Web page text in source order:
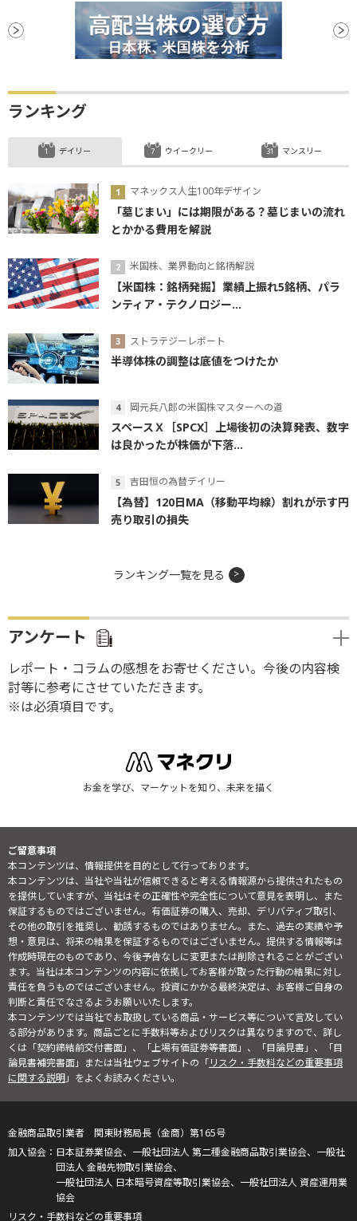
ランキング
デイリー
マネックス人生100年デザイン
「墓じまい」には期限がある？墓じまいの流れ
とかかる費用を解説
米国株、業界動向と銘柄解説
【米国株：銘柄発掘】業績上振れ5銘柄、パラ
ンティア・テクノロジー...
ストラテジーレポート
半導体株の調整は底値をつけたか
岡元兵八郎の米国株マスターへの道
スペースＸ［SPCX］上場後初の決算発表、数字
は良かったが株価が下落...
吉田恒の為替デイリー
【為替】120日MA（移動平均線）割れが示す円
売り取引の損失
ウイークリー マンスリー
ランキング一覧を見る
アンケート
レポート・コラムの感想をお寄せください。今後の内容検
討等に参考にさせていただきます。
※は必須項目です。
お金を学び、マーケットを知り、未来を描く
ご留意事項
本コンテンツは、情報提供を目的として行っております。
本コンテンツは、当社や当社が信頼できると考える情報源から提供されたもの
を提供していますが、当社はその正確性や完全性について意見を表明し、また
保証するものではございません。有価証券の購入、売却、デリバティブ取引、
その他の取引を推奨し、勧誘するものではありません。また、過去の実績や予
想・意見は、将来の結果を保証するものではございません。提供する情報等は
作成時現在のものであり、今後予告なしに変更または削除されることがござい
ます。当社は本コンテンツの内容に依拠してお客様が取った行動の結果に対し
責任を負うものではございません。投資にかかる最終決定は、お客様ご自身の
判断と責任でなさるようお願いいたします。
本コンテンツでは当社でお取扱している商品・サービス等について言及してい
る部分があります。商品ごとに手数料等およびリスクは異なりますので、詳し
くは「契約締結前交付書面」、「上場有価証券等書面」、「目論見書」、「目
論見書補完書面」または当社ウェブサイトの「リスク・手数料などの重要事項
に関する説明」をよくお読みください。
金融商品取引業者 関東財務局長（金商）第165号
日本証券業協会、一般社団法人 第二種金融商品取引業協会、一般社
団法人 金融先物取引業協会、
一般社団法人 日本暗号資産等取引業協会、一般社団法人 資産運用業
協会
リスク・手数料などの重要事項